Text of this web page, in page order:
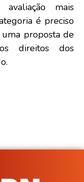
mais
é preciso
proposta de
direitos dos